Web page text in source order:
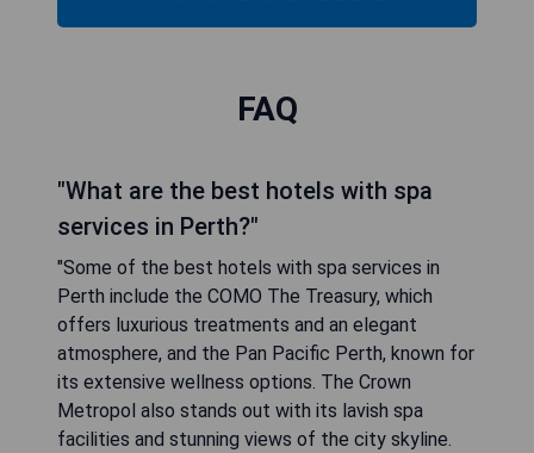
FAQ
"What are the best hotels with spa
services in Perth?"
"Some of the best hotels with spa services in
Perth include the COMO The Treasury, which
offers luxurious treatments and an elegant
atmosphere, and the Pan Pacific Perth, known for
its extensive wellness options. The Crown
Metropol also stands out with its lavish spa
facilities and stunning views of the city skyline.